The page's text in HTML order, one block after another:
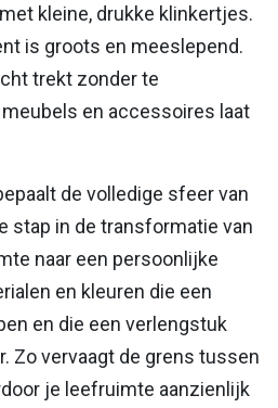
kleine, drukke klinkertjes.
is groots en meeslepend.
trekt zonder te
en accessoires laat
de volledige sfeer van
stap in de transformatie van
naar een persoonlijke
en kleuren die een
en die een verlengstuk
Zo vervaagt de grens tussen
je leefruimte aanzienlijk